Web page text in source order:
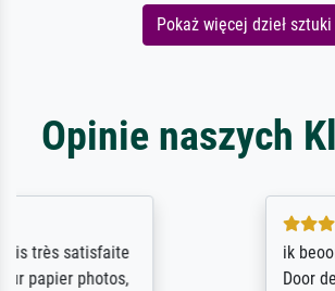
Pokaż więcej dzieł sztuki
Opinie naszych
ik beoordeel Meisterdrucke zeer
Door de 69505 beschikbare